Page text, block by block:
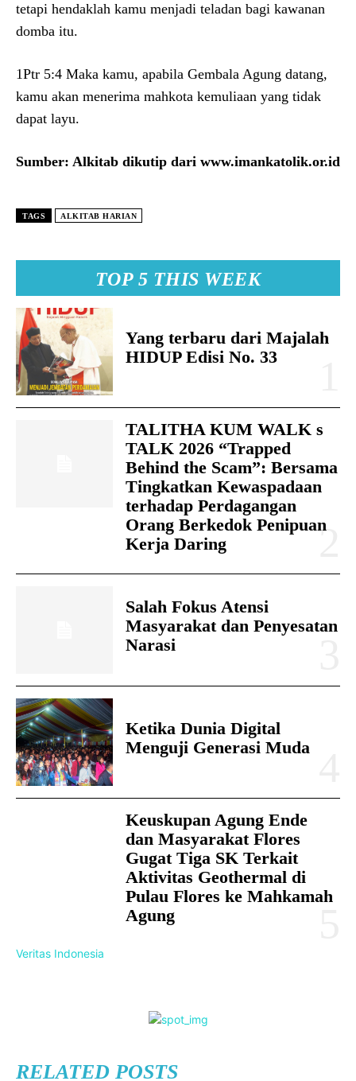
TOP 5 THIS WEEK
Yang terbaru dari Majalah
HIDUP Edisi No. 33
TALITHA KUM WALK s
TALK 2026 “Trapped
Behind the Scam”: Bersama
Tingkatkan Kewaspadaan
terhadap Perdagangan
Orang Berkedok Penipuan
Kerja Daring
Salah Fokus Atensi
Masyarakat dan Penyesatan
Narasi
Ketika Dunia Digital
Menguji Generasi Muda
Keuskupan Agung Ende
dan Masyarakat Flores
Gugat Tiga SK Terkait
Aktivitas Geothermal di
Pulau Flores ke Mahkamah
Agung
Veritas Indonesia
RELATED POSTS
tetapi hendaklah kamu menjadi teladan bagi kawanan
domba itu.
1Ptr 5:4 Maka kamu, apabila Gembala Agung datang,
kamu akan menerima mahkota kemuliaan yang tidak
dapat layu.
Sumber: Alkitab dikutip dari www.imankatolik.or.id
TAGS ALKITAB HARIAN